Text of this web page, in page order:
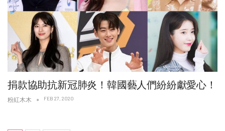
捐款協助抗新冠肺炎！韓國藝人們紛紛獻愛心！
粉紅木木 FEB 27, 2020